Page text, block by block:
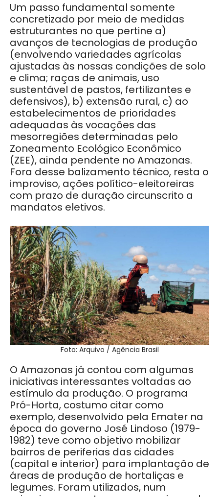
Um passo fundamental somente
concretizado por meio de medidas
estruturantes no que pertine a)
avanços de tecnologias de produção
(envolvendo variedades agrícolas
ajustadas às nossas condições de solo
e clima; raças de animais, uso
sustentável de pastos, fertilizantes e
defensivos), b) extensão rural, c) ao
estabelecimentos de prioridades
adequadas às vocações das
mesorregiões determinadas pelo
Zoneamento Ecológico Econômico
(ZEE), ainda pendente no Amazonas.
Fora desse balizamento técnico, resta o
improviso, ações político-eleitoreiras
com prazo de duração circunscrito a
mandatos eletivos.
Foto: Arquivo / Agência Brasil
O Amazonas já contou com algumas
iniciativas interessantes voltadas ao
estímulo da produção. O programa
Pró-Horta, costumo citar como
exemplo, desenvolvido pela Emater na
época do governo José Lindoso (1979-
1982) teve como objetivo mobilizar
bairros de periferias das cidades
(capital e interior) para implantação de
áreas de produção de hortaliças e
legumes. Foram utilizados, num